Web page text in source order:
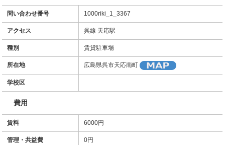
問い合わせ番号 1000riki_1_3367
アクセス 呉線 天応駅
種別 賃貸駐車場
所在地 広島県呉市天応南町
学校区
費用
賃料 6000円
管理・共益費 0円